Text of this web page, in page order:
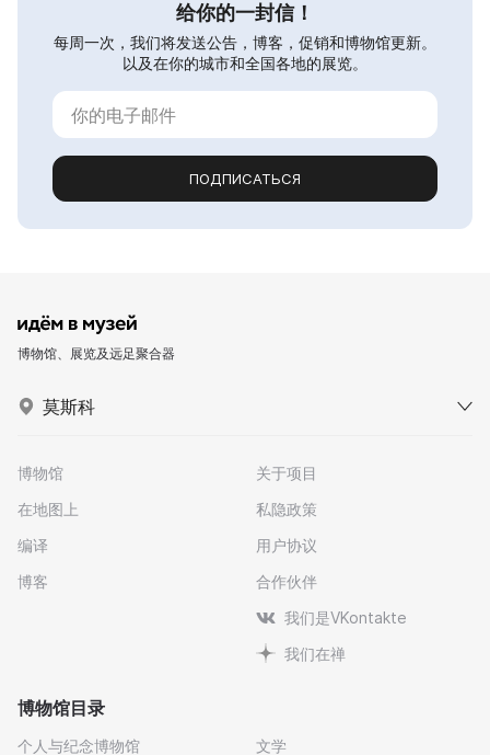
给你的一封信！
每周一次，我们将发送公告，博客，促销和博物馆更新。
以及在你的城市和全国各地的展览。
ПОДПИСАТЬСЯ
博物馆、展览及远足聚合器
莫斯科
博物馆
在地图上
编译
博客
关于项目
私隐政策
用户协议
合作伙伴
我们是VKontakte
我们在禅
博物馆目录
个人与纪念博物馆 文学